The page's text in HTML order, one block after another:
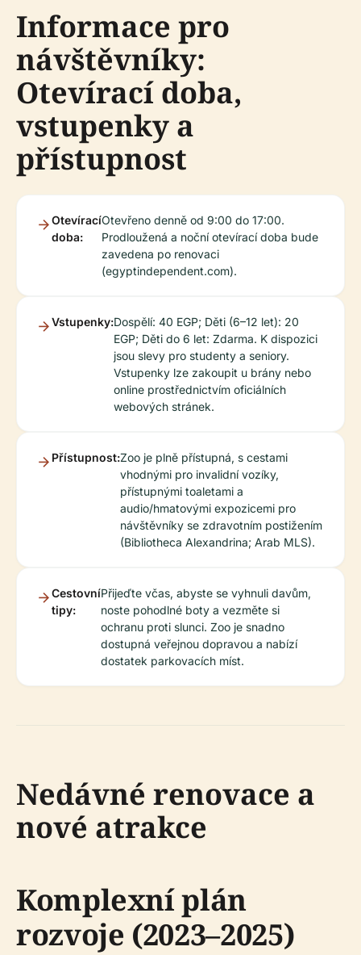
Informace pro
návštěvníky:
Otevírací doba,
vstupenky a
přístupnost
Otevírací
doba:
Otevřeno denně od 9:00 do 17:00.
Prodloužená a noční otevírací doba bude
zavedena po renovaci
(egyptindependent.com).
Vstupenky:Dospělí: 40 EGP; Děti (6–12 let): 20
EGP; Děti do 6 let: Zdarma. K dispozici
jsou slevy pro studenty a seniory.
Vstupenky lze zakoupit u brány nebo
online prostřednictvím oficiálních
webových stránek.
Přístupnost:Zoo je plně přístupná, s cestami
vhodnými pro invalidní vozíky,
přístupnými toaletami a
audio/hmatovými expozicemi pro
návštěvníky se zdravotním postižením
(Bibliotheca Alexandrina; Arab MLS).
Cestovní
tipy:
Přijeďte včas, abyste se vyhnuli davům,
noste pohodlné boty a vezměte si
ochranu proti slunci. Zoo je snadno
dostupná veřejnou dopravou a nabízí
dostatek parkovacích míst.
Nedávné renovace a
nové atrakce
Komplexní plán
rozvoje (2023–2025)